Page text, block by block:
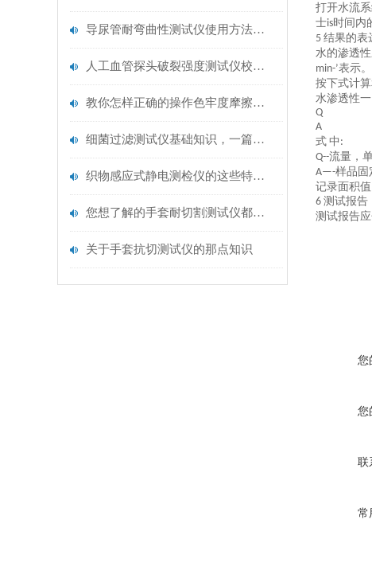
导尿管耐弯曲性测试仪使用方法与操作规范
人工血管探头破裂强度测试仪校准规范：精准赋能医疗安全的技术基准
教你怎样正确的操作色牢度摩擦测试机
细菌过滤测试仪基础知识，一篇搞定
织物感应式静电测检仪的这些特点很少有人都知道
您想了解的手套耐切割测试仪都在这里了
关于手套抗切测试仪的那点知识
打开水流
士is时间内
5 结果的表
水的渗透
min-’表示。
按下式计
水渗透性一
Q
A
式 中 :
Q--流量，
A—-样品固
记录面积
6 测试报告
测试报告
您
您
联
常